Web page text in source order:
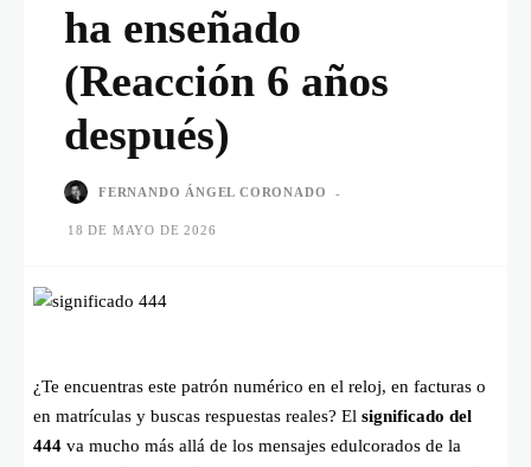
ha enseñado
(Reacción 6 años
después)
FERNANDO ÁNGEL CORONADO -
18 DE MAYO DE 2026
¿Te encuentras este patrón numérico en el reloj, en facturas o
en matrículas y buscas respuestas reales? El significado del
444 va mucho más allá de los mensajes edulcorados de la